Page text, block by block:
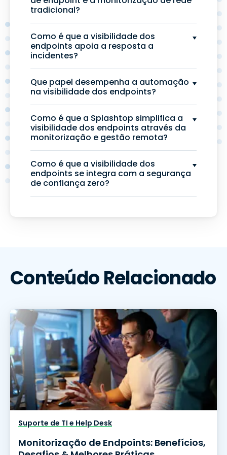
tradicional?
Como é que a visibilidade dos
endpoints apoia a resposta a
incidentes?
Que papel desempenha a automação
na visibilidade dos endpoints?
Como é que a Splashtop simplifica a
visibilidade dos endpoints através da
monitorização e gestão remota?
Como é que a visibilidade dos
endpoints se integra com a segurança
de confiança zero?
Conteúdo Relacionado
Suporte de TI e Help Desk
Monitorização de Endpoints: Benefícios,